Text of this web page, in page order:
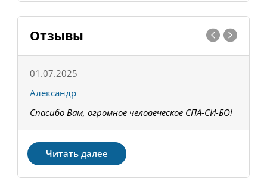
Отзывы
01.07.2025
Александр
Спасибо Вам, огромное человеческое СПА-СИ-БО!
Читать далее